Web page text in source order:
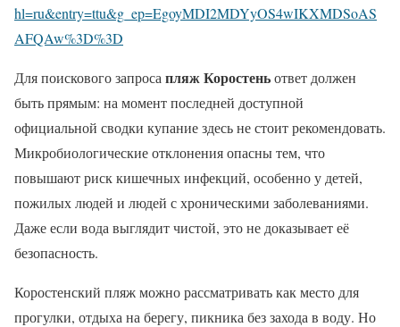
hl=ru&entry=ttu&g_ep=EgoyMDI2MDYyOS4wIKXMDSoAS
AFQAw%3D%3D
Для поискового запроса пляж Коростеньответ должен
быть прямым: на момент последней доступной
официальной сводки купание здесь не стоит рекомендовать.
Микробиологические отклонения опасны тем, что
повышают риск кишечных инфекций, особенно у детей,
пожилых людей и людей с хроническими заболеваниями.
Даже если вода выглядит чистой, это не доказывает её
безопасность.
Коростенский пляж можно рассматривать как место для
прогулки, отдыха на берегу, пикника без захода в воду. Но